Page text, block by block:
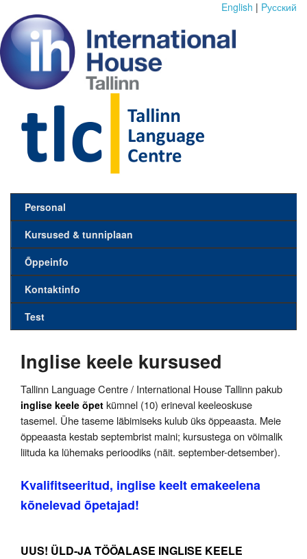
English | Pусский
Personal
Kursused & tunniplaan
Õppeinfo
Kontaktinfo
Test
Inglise keele kursused
Tallinn Language Centre / International House Tallinn pakub
inglise keele õpet kümnel (10) erineval keeleoskuse
tasemel. Ühe taseme läbimiseks kulub üks õppeaasta. Meie
õppeaasta kestab septembrist maini; kursustega on võimalik
liituda ka lühemaks perioodiks (näit. september-detsember).
Kvalifitseeritud, inglise keelt emakeelena
kõnelevad õpetajad!
UUS! ÜLD-JA TÖÖALASE INGLISE KEELE